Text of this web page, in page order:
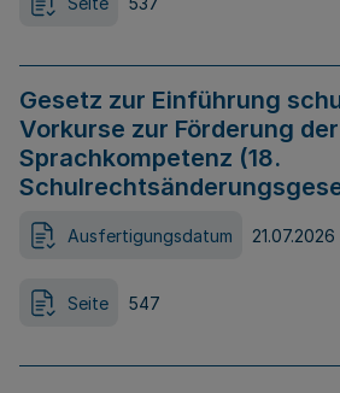
Gesetz zur Einführung
Vorkurse zur Förderung der
Sprachkompetenz (18.
Ausfertigungsdatum 21.07.2026
Seite 547